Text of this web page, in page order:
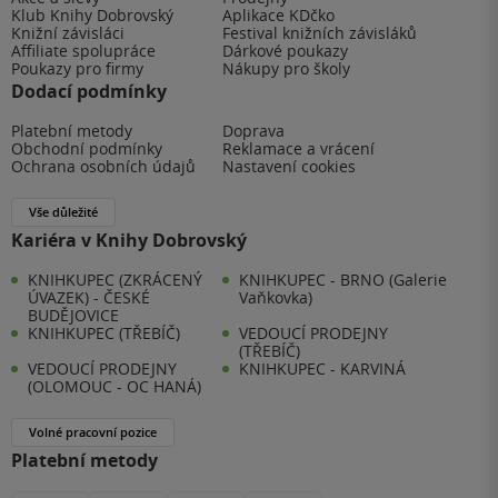
Klub Knihy Dobrovský
Aplikace KDčko
Knižní závisláci
Festival knižních závisláků
Affiliate spolupráce
Dárkové poukazy
Poukazy pro firmy
Nákupy pro školy
Dodací podmínky
Platební metody
Doprava
Obchodní podmínky
Reklamace a vrácení
Ochrana osobních údajů
Nastavení cookies
Vše důležité
Kariéra v Knihy Dobrovský
KNIHKUPEC (ZKRÁCENÝ
ÚVAZEK) - ČESKÉ
BUDĚJOVICE
KNIHKUPEC - BRNO (Galerie
Vaňkovka)
KNIHKUPEC (TŘEBÍČ)
VEDOUCÍ PRODEJNY
(TŘEBÍČ)
VEDOUCÍ PRODEJNY
(OLOMOUC - OC HANÁ)
KNIHKUPEC - KARVINÁ
Volné pracovní pozice
Platební metody